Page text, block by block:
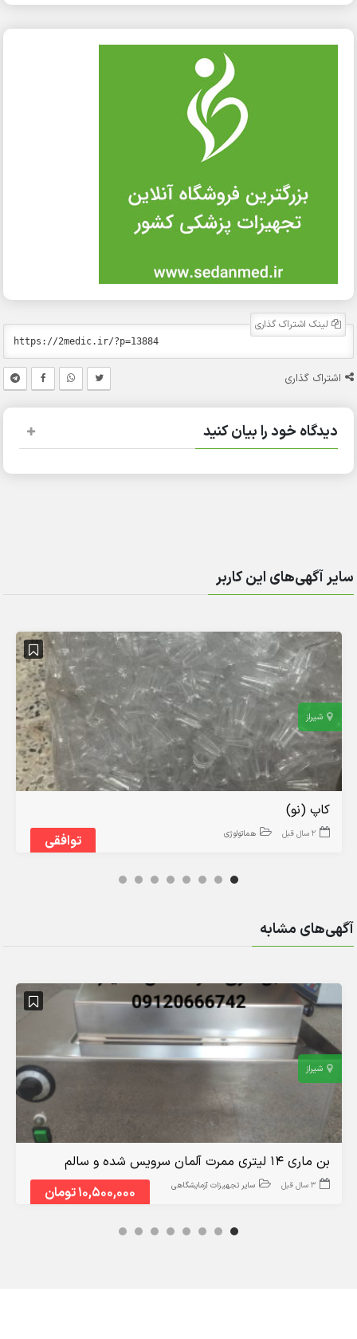
لینک اشتراک گذاری
اشتراک گذاری
دیدگاه خود را بیان کنید
سایر آگهی‌های این کاربر
شیراز
توافقی
کاپ (نو)
2 سال قبل هماتولوژی
آگهی‌های مشابه
شیراز
10,500,000 تومان
بن ماری ۱۴ لیتری ممرت آلمان سرویس شده و سالم
3 سال قبل سایر تجهیزات آزمایشگاهی